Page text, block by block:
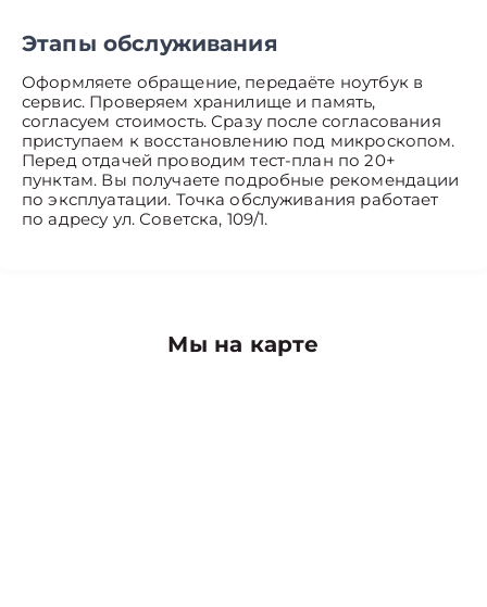
Этапы обслуживания
Оформляете обращение, передаёте ноутбук в
сервис. Проверяем хранилище и память,
согласуем стоимость. Сразу после согласования
приступаем к восстановлению под микроскопом.
Перед отдачей проводим тест-план по 20+
пунктам. Вы получаете подробные рекомендации
по эксплуатации. Точка обслуживания работает
по адресу ул. Советска, 109/1.
Мы на карте